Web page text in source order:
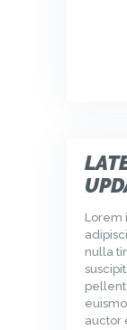
Lorem
nulla
auctor